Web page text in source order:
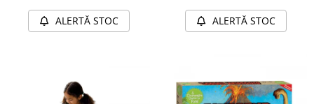
ALERTĂ STOC ALERTĂ STOC